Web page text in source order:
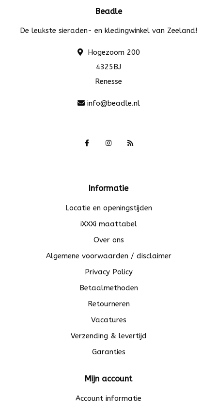
Beadle
De leukste sieraden- en kledingwinkel van Zeeland!
Hogezoom 200
4325BJ
Renesse
info@beadle.nl
Informatie
Locatie en openingstijden
iXXXi maattabel
Over ons
Algemene voorwaarden / disclaimer
Privacy Policy
Betaalmethoden
Retourneren
Vacatures
Verzending & levertijd
Garanties
Mijn account
Account informatie